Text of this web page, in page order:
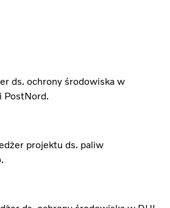
ds. ochrony środowiska w
PostNord.
projektu ds. paliw